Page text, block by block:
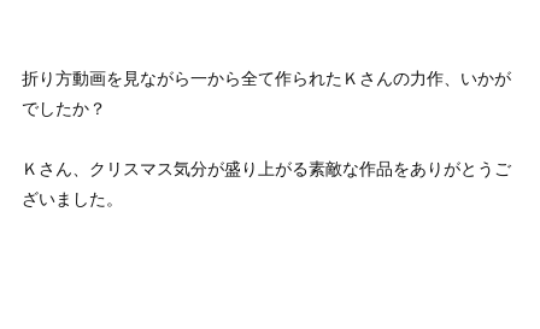
折り方動画を見ながら一から全て作られたＫさんの力作、いかが
でしたか？
Ｋさん、クリスマス気分が盛り上がる素敵な作品をありがとうご
ざいました。